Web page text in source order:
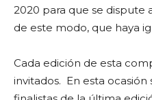
2020 para que se dispute
de este modo, que haya
Cada edición de esta
invitados. En esta ocasión